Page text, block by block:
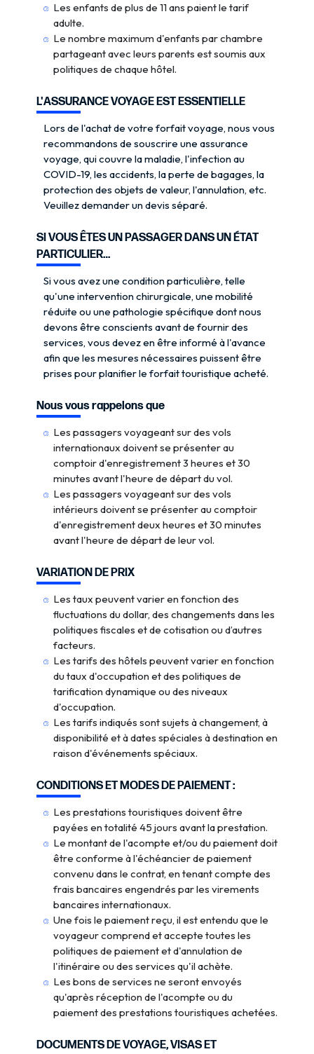
Les enfants de plus de 11 ans paient le tarif
adulte.
Le nombre maximum d'enfants par chambre
partageant avec leurs parents est soumis aux
politiques de chaque hôtel.
L'ASSURANCE VOYAGE EST ESSENTIELLE
Lors de l'achat de votre forfait voyage, nous vous
recommandons de souscrire une assurance
voyage, qui couvre la maladie, l'infection au
COVID-19, les accidents, la perte de bagages, la
protection des objets de valeur, l'annulation, etc.
Veuillez demander un devis séparé.
SI VOUS ÊTES UN PASSAGER DANS UN ÉTAT
PARTICULIER…
Si vous avez une condition particulière, telle
qu'une intervention chirurgicale, une mobilité
réduite ou une pathologie spécifique dont nous
devons être conscients avant de fournir des
services, vous devez en être informé à l'avance
afin que les mesures nécessaires puissent être
prises pour planifier le forfait touristique acheté.
Nous vous rappelons que
Les passagers voyageant sur des vols
internationaux doivent se présenter au
comptoir d'enregistrement 3 heures et 30
minutes avant l'heure de départ du vol.
Les passagers voyageant sur des vols
intérieurs doivent se présenter au comptoir
d'enregistrement deux heures et 30 minutes
avant l'heure de départ de leur vol.
VARIATION DE PRIX
Les taux peuvent varier en fonction des
fluctuations du dollar, des changements dans les
politiques fiscales et de cotisation ou d’autres
facteurs.
Les tarifs des hôtels peuvent varier en fonction
du taux d'occupation et des politiques de
tarification dynamique ou des niveaux
d'occupation.
Les tarifs indiqués sont sujets à changement, à
disponibilité et à dates spéciales à destination en
raison d'événements spéciaux.
CONDITIONS ET MODES DE PAIEMENT :
Les prestations touristiques doivent être
payées en totalité 45 jours avant la prestation.
Le montant de l'acompte et/ou du paiement doit
être conforme à l'échéancier de paiement
convenu dans le contrat, en tenant compte des
frais bancaires engendrés par les virements
bancaires internationaux.
Une fois le paiement reçu, il est entendu que le
voyageur comprend et accepte toutes les
politiques de paiement et d'annulation de
l'itinéraire ou des services qu'il achète.
Les bons de services ne seront envoyés
qu'après réception de l'acompte ou du
paiement des prestations touristiques achetées.
DOCUMENTS DE VOYAGE, VISAS ET